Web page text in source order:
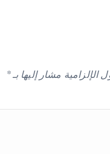
الإلزامية مشار إليها بـ*